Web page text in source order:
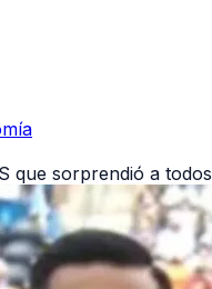
que sorprendió a todos